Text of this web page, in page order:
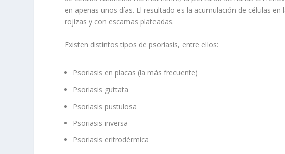
en apenas unos días. El resultado es la acumulación de células
rojizas y con escamas plateadas.
Existen distintos tipos de psoriasis, entre ellos:
Psoriasis en placas (la más frecuente)
Psoriasis guttata
Psoriasis pustulosa
Psoriasis inversa
Psoriasis eritrodérmica